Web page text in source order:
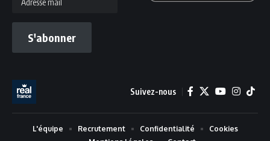
mail
S'abonner
Suivez-nous
L'équipe Recrutement Confidentialité
Cookies